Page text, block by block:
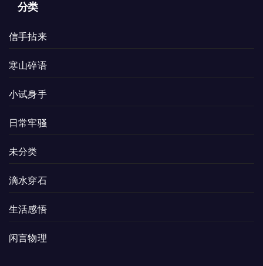
分类
信手拈来
寒山碎语
小试身手
日常牢骚
未分类
滴水穿石
生活感悟
闲言物理